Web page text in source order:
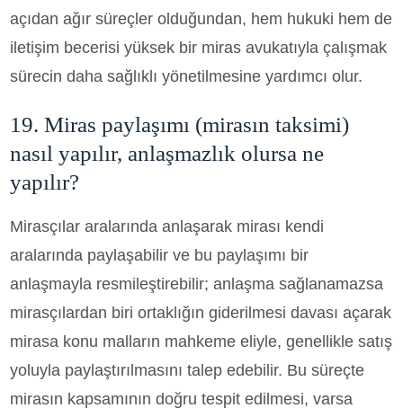
açıdan ağır süreçler olduğundan, hem hukuki hem de
iletişim becerisi yüksek bir miras avukatıyla çalışmak
sürecin daha sağlıklı yönetilmesine yardımcı olur.
19. Miras paylaşımı (mirasın taksimi)
nasıl yapılır, anlaşmazlık olursa ne
yapılır?
Mirasçılar aralarında anlaşarak mirası kendi
aralarında paylaşabilir ve bu paylaşımı bir
anlaşmayla resmileştirebilir; anlaşma sağlanamazsa
mirasçılardan biri ortaklığın giderilmesi davası açarak
mirasa konu malların mahkeme eliyle, genellikle satış
yoluyla paylaştırılmasını talep edebilir. Bu süreçte
mirasın kapsamının doğru tespit edilmesi, varsa